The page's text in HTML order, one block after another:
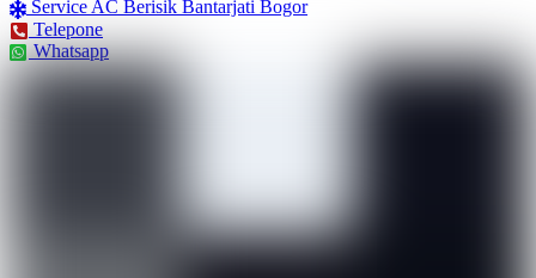
Service AC Berisik Bantarjati Bogor
Telepone
Whatsapp